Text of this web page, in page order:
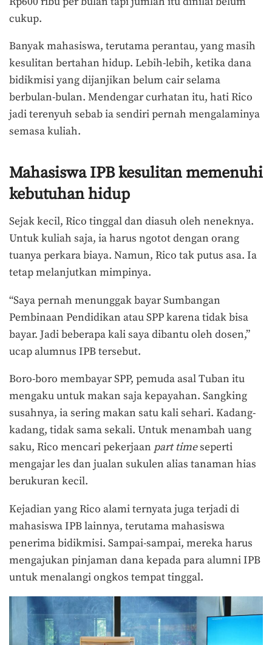
cukup.
Banyak mahasiswa, terutama perantau, yang masih
kesulitan bertahan hidup. Lebih-lebih, ketika dana
bidikmisi yang dijanjikan belum cair selama
berbulan-bulan. Mendengar curhatan itu, hati Rico
jadi terenyuh sebab ia sendiri pernah mengalaminya
semasa kuliah.
Mahasiswa IPB kesulitan memenuhi
kebutuhan hidup
Sejak kecil, Rico tinggal dan diasuh oleh neneknya.
Untuk kuliah saja, ia harus ngotot dengan orang
tuanya perkara biaya. Namun, Rico tak putus asa. Ia
tetap melanjutkan mimpinya.
“Saya pernah menunggak bayar Sumbangan
Pembinaan Pendidikan atau SPP karena tidak bisa
bayar. Jadi beberapa kali saya dibantu oleh dosen,”
ucap alumnus IPB tersebut.
Boro-boro membayar SPP, pemuda asal Tuban itu
mengaku untuk makan saja kepayahan. Sangking
susahnya, ia sering makan satu kali sehari. Kadang-
kadang, tidak sama sekali. Untuk menambah uang
saku, Rico mencari pekerjaan part timeseperti
mengajar les dan jualan sukulen alias tanaman hias
berukuran kecil.
Kejadian yang Rico alami ternyata juga terjadi di
mahasiswa IPB lainnya, terutama mahasiswa
penerima bidikmisi. Sampai-sampai, mereka harus
mengajukan pinjaman dana kepada para alumni IPB
untuk menalangi ongkos tempat tinggal.